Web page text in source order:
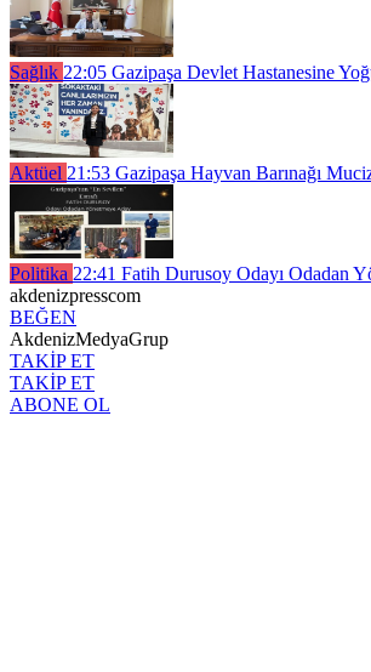
Sağlık 22:05 Gazipaşa Devlet Hastanesine
Aktüel 21:53 Gazipaşa Hayvan Barınağı
Politika 22:41 Fatih Durusoy Odayı Odadan
akdenizpresscom
BEĞEN
AkdenizMedyaGrup
TAKİP ET
TAKİP ET
ABONE OL